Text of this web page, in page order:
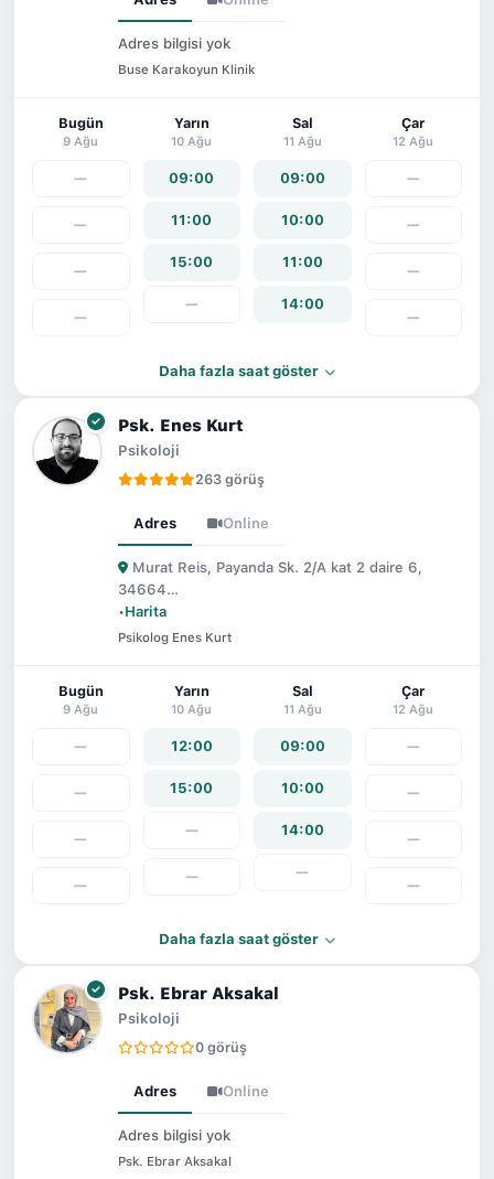
Adres bilgisi yok
Buse Karakoyun Klinik
Bugün
9 Ağu
—
—
—
—
Yarın
10 Ağu
09:00
11:00
15:00
—
Sal
11 Ağu
09:00
10:00
11:00
14:00
Çar
12 Ağu
—
—
—
—
Daha fazla saat göster
Psk. Enes Kurt
Psikoloji
263 görüş
Adres Online
Murat Reis, Payanda Sk. 2/A kat 2 daire 6,
34664…
•Harita
Psikolog Enes Kurt
Bugün
9 Ağu
—
—
—
—
Yarın
10 Ağu
12:00
15:00
—
—
Sal
11 Ağu
09:00
10:00
14:00
—
Çar
12 Ağu
—
—
—
—
Daha fazla saat göster
Psk. Ebrar Aksakal
Psikoloji
0 görüş
Adres Online
Adres bilgisi yok
Psk. Ebrar Aksakal